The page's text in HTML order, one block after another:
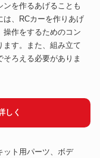
を作るあげることも
は、RCカーを作りあげ
操作をするためのコン
ます。また、組み立て
ろえる必要がありま
しく
ット用パーツ、ボデ